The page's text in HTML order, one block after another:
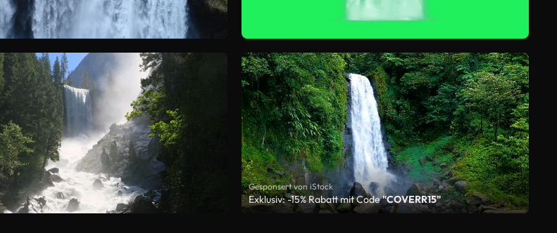
Gesponsert von iStock
Exklusiv: -15% Rabatt mit Code"COVERR15"